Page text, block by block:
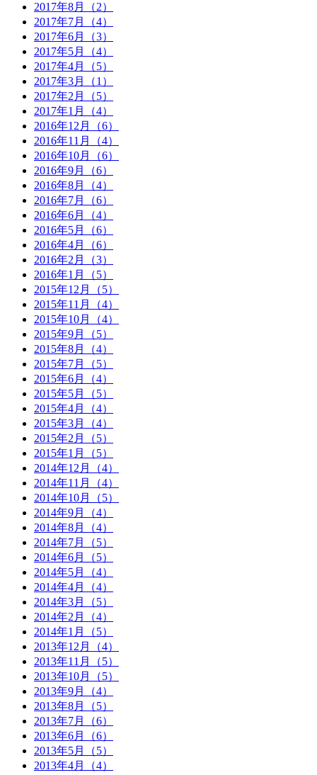
2017年8月（2）
2017年7月（4）
2017年6月（3）
2017年5月（4）
2017年4月（5）
2017年3月（1）
2017年2月（5）
2017年1月（4）
2016年12月（6）
2016年11月（4）
2016年10月（6）
2016年9月（6）
2016年8月（4）
2016年7月（6）
2016年6月（4）
2016年5月（6）
2016年4月（6）
2016年2月（3）
2016年1月（5）
2015年12月（5）
2015年11月（4）
2015年10月（4）
2015年9月（5）
2015年8月（4）
2015年7月（5）
2015年6月（4）
2015年5月（5）
2015年4月（4）
2015年3月（4）
2015年2月（5）
2015年1月（5）
2014年12月（4）
2014年11月（4）
2014年10月（5）
2014年9月（4）
2014年8月（4）
2014年7月（5）
2014年6月（5）
2014年5月（4）
2014年4月（4）
2014年3月（5）
2014年2月（4）
2014年1月（5）
2013年12月（4）
2013年11月（5）
2013年10月（5）
2013年9月（4）
2013年8月（5）
2013年7月（6）
2013年6月（6）
2013年5月（5）
2013年4月（4）